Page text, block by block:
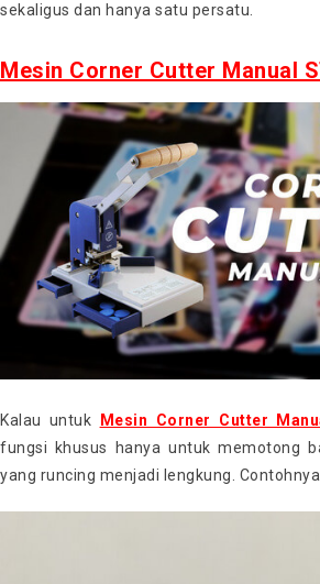
sekaligus dan hanya satu persatu.
Mesin Corner Cutter Manual
Kalau untuk Mesin Corner Cutter
fungsi khusus hanya untuk memotong
yang runcing menjadi lengkung.